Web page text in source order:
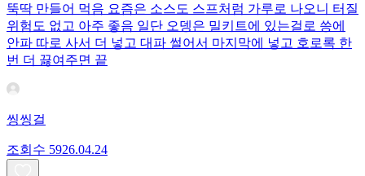
뚝딱 만들어 먹음 요즘은 소스도 스프처럼 가루로 나오니 터질
위험도 없고 아주 좋음 일단 오뎅은 밀키트에 있는걸로 씅에
안파 따로 사서 더 넣고 대파 썰어서 마지막에 넣고 호로록 한
번 더 끓여주면 끝
씽씽걸
조회수 5926.04.24